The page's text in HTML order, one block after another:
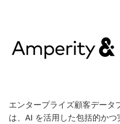
エンタープライズ顧客デー
は、AI を活用した包括的かつ